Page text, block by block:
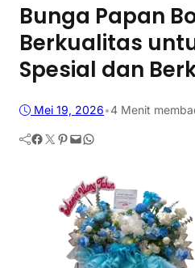
Bunga Papan
Berkualitas
Spesial dan
Mei 19, 2026•4 Menit
Facebook Twitter Pinterest Mail WhatsApp